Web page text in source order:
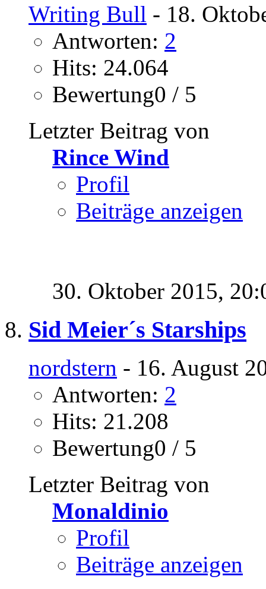
Writing Bull - 18.
Antworten: 2
Hits: 24.064
Bewertung0 / 5
Letzter Beitrag von
Rince Wind
Profil
Beiträge anzeigen
30. Oktober 2015,
Sid Meier´s Starships
nordstern - 16. August
Antworten: 2
Hits: 21.208
Bewertung0 / 5
Letzter Beitrag von
Monaldinio
Profil
Beiträge anzeigen